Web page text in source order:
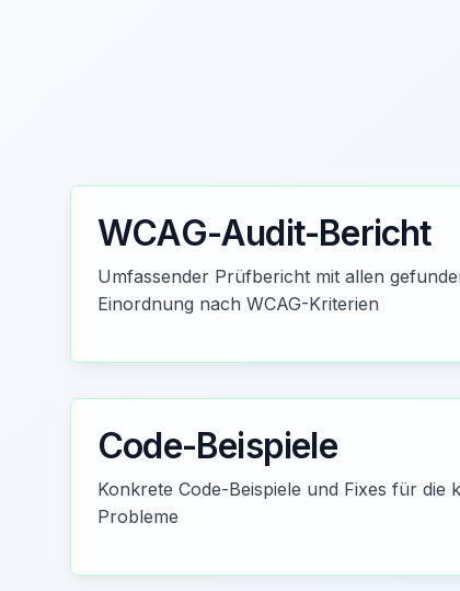
WCAG-Audit-Bericht
Umfassender Prüfbericht mit allen
Einordnung nach WCAG-Kriterien
Code-Beispiele
Konkrete Code-Beispiele und Fixes für die
Probleme